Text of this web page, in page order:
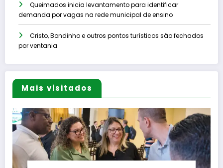
Queimados inicia levantamento para identificar
demanda por vagas na rede municipal de ensino
Cristo, Bondinho e outros pontos turísticos são fechados
por ventania
Mais visitados